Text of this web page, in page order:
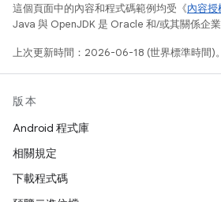
這個頁面中的內容和程式碼範例均受《內容授
Java 與 OpenJDK 是 Oracle 和/或其關係企業
上次更新時間：2026-06-18 (世界標準時間)。
版本
Android 程式庫
相關規定
下載程式碼